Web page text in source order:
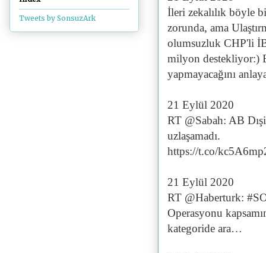
İleri zekalılık böyle
zorunda, ama
olumsuzluk CHP'li
milyon destekliyor:)
yapmayacağını
21 Eylül 2020
RT @Sabah: AB
uzlaşamadı.
https://t.co/
21 Eylül 2020
RT @Haberturk:
Operasyonu
kategoride ara…
Tweets by SonsuzArk